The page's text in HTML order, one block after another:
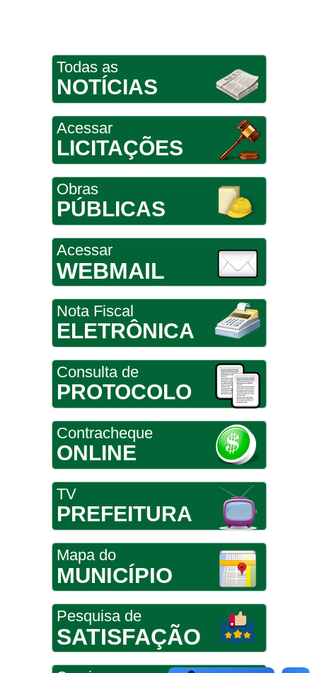
Todas as
NOTÍCIAS
Acessar
LICITAÇÕES
Obras
PÚBLICAS
Acessar
WEBMAIL
Nota Fiscal
ELETRÔNICA
Consulta de
PROTOCOLO
Contracheque
ONLINE
TV
PREFEITURA
Mapa do
MUNICÍPIO
Pesquisa de
SATISFAÇÃO